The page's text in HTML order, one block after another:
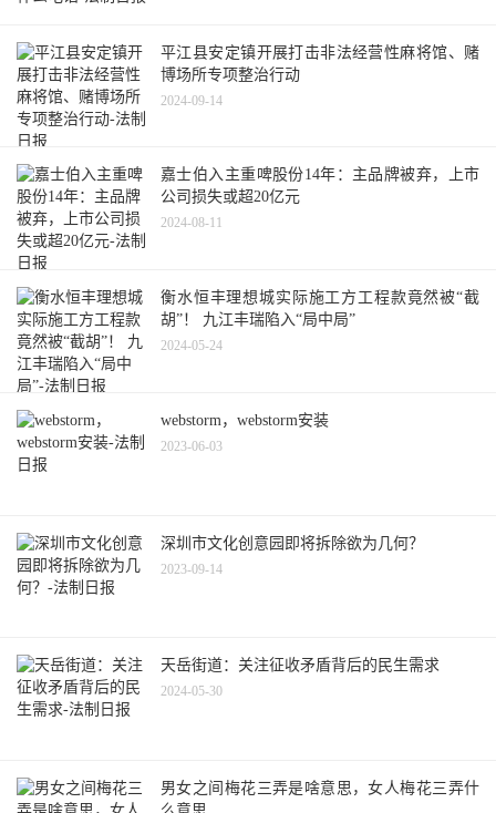
平江县安定镇开展打击非法经营性麻将馆、赌
博场所专项整治行动
2024-09-14
嘉士伯入主重啤股份14年：主品牌被弃，上市
公司损失或超20亿元
2024-08-11
衡水恒丰理想城实际施工方工程款竟然被“截
胡”！ 九江丰瑞陷入“局中局”
2024-05-24
webstorm，webstorm安装
2023-06-03
深圳市文化创意园即将拆除欲为几何？
2023-09-14
天岳街道：关注征收矛盾背后的民生需求
2024-05-30
男女之间梅花三弄是啥意思，女人梅花三弄什